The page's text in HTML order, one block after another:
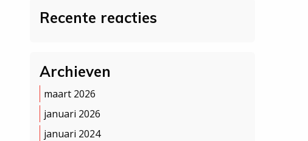
Recente reacties
Archieven
maart 2026
januari 2026
januari 2024